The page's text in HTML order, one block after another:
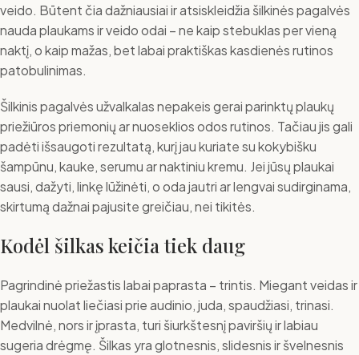
veido. Būtent čia dažniausiai ir atsiskleidžia šilkinės pagalvės
nauda plaukams ir veido odai – ne kaip stebuklas per vieną
naktį, o kaip mažas, bet labai praktiškas kasdienės rutinos
patobulinimas.
Šilkinis pagalvės užvalkalas nepakeis gerai parinktų plaukų
priežiūros priemonių ar nuoseklios odos rutinos. Tačiau jis gali
padėti išsaugoti rezultatą, kurį jau kuriate su kokybišku
šampūnu, kauke, serumu ar naktiniu kremu. Jei jūsų plaukai
sausi, dažyti, linkę lūžinėti, o oda jautri ar lengvai sudirginama,
skirtumą dažnai pajusite greičiau, nei tikitės.
Kodėl šilkas keičia tiek daug
Pagrindinė priežastis labai paprasta – trintis. Miegant veidas ir
plaukai nuolat liečiasi prie audinio, juda, spaudžiasi, trinasi.
Medvilnė, nors ir įprasta, turi šiurkštesnį paviršių ir labiau
sugeria drėgmę. Šilkas yra glotnesnis, slidesnis ir švelnesnis